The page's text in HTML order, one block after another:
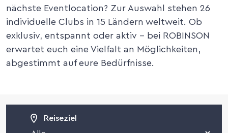
nächste Eventlocation? Zur Auswahl stehen 26
individuelle Clubs in 15 Ländern weltweit. Ob
exklusiv, entspannt oder aktiv – bei ROBINSON
erwartet euch eine Vielfalt an Möglichkeiten,
abgestimmt auf eure Bedürfnisse.
Reiseziel